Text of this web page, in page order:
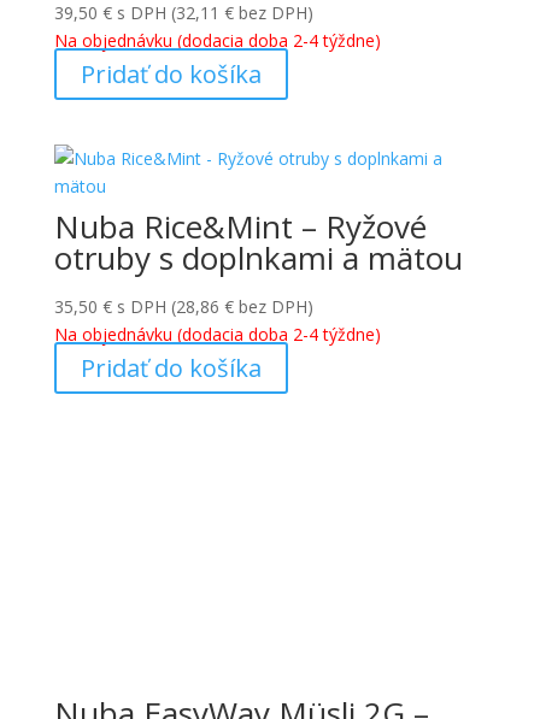
39,50 € s DPH (32,11 €bez DPH)
Na objednávku (dodacia doba 2-4 týždne)
Pridať do košíka
Nuba Rice&Mint – Ryžové
otruby s doplnkami a mätou
35,50 € s DPH (28,86 €bez DPH)
Na objednávku (dodacia doba 2-4 týždne)
Pridať do košíka